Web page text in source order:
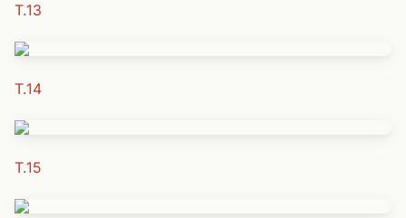
T.13
T.14
T.15